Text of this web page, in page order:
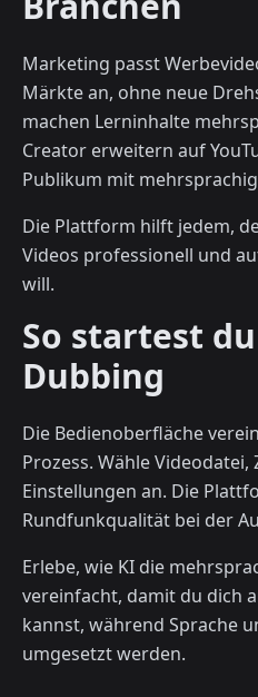
Marketing passt
Märkte an, ohne neue
machen Lerninhalte
Creator erweitern auf
Publikum mit
Die Plattform hilft jedem,
Videos professionell und
will.
So startest
Dubbing
Die Bedienoberfläche
Prozess. Wähle
Einstellungen an. Die
Rundfunkqualität bei der
Erlebe, wie KI die
vereinfacht, damit du dich
kannst, während Sprache
umgesetzt werden.